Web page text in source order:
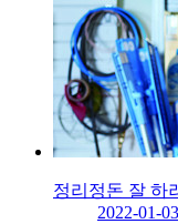
정리정돈 잘 하
2022-01-